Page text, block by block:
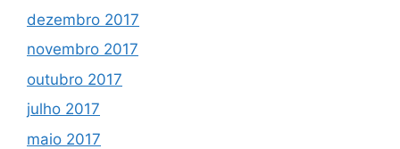
dezembro 2017
novembro 2017
outubro 2017
julho 2017
maio 2017